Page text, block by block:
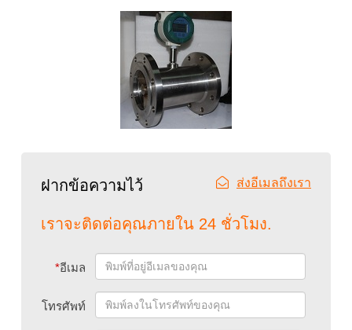
ฝากข้อความไว้ ส่งอีเมลถึงเรา
เราจะติดต่อคุณภายใน 24 ชั่วโมง.
*อีเมล
โทรศัพท์